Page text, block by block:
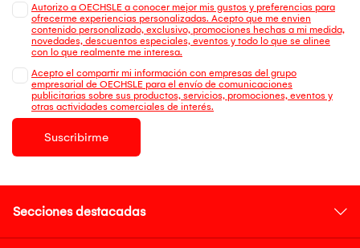
Autorizo a OECHSLE a conocer mejor mis gustos y preferencias para
ofrecerme experiencias personalizadas. Acepto que me envien
contenido personalizado, exclusivo, promociones hechas a mi medida,
novedades, descuentos especiales, eventos y todo lo que se alinee
con lo que realmente me interesa.
Acepto el compartir mi información con empresas del grupo
empresarial de OECHSLE para el envío de comunicaciones
publicitarias sobre sus productos, servicios, promociones, eventos y
otras actividades comerciales de interés.
Suscribirme
Secciones destacadas